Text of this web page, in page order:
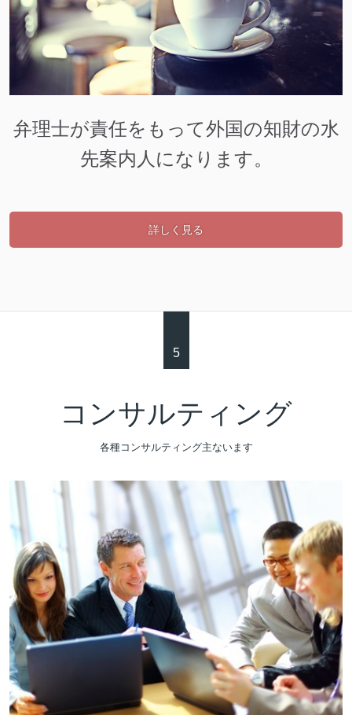
弁理士が責任をもって外国の知財の水
先案内人になります。
詳しく見る
5
コンサルティング
各種コンサルティング主ないます